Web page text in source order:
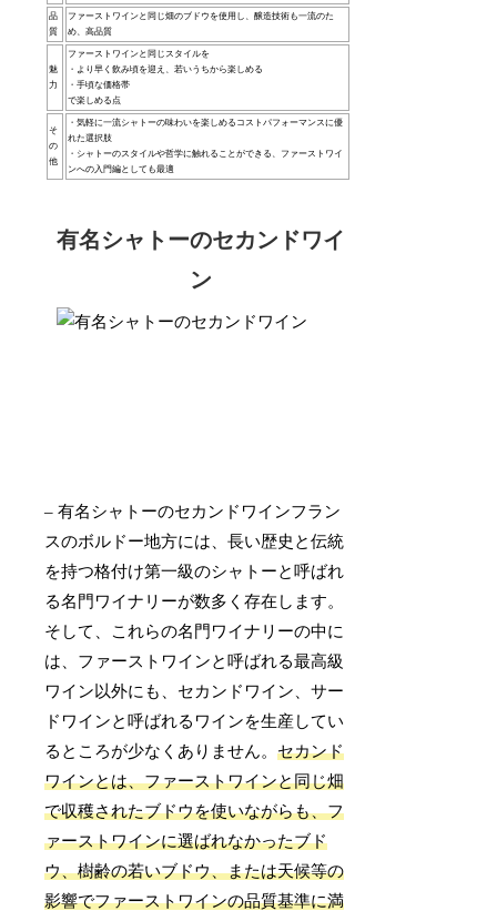
品
質
ファーストワインと同じ畑のブドウを使用し、醸造技術も一流のた
め、高品質
魅
力
ファーストワインと同じスタイルを
・より早く飲み頃を迎え、若いうちから楽しめる
・手頃な価格帯
で楽しめる点
そ
の
他
・気軽に一流シャトーの味わいを楽しめるコストパフォーマンスに優
れた選択肢
・シャトーのスタイルや哲学に触れることができる、ファーストワイ
ンへの入門編としても最適
有名シャトーのセカンドワイ
ン
– 有名シャトーのセカンドワインフラン
スのボルドー地方には、長い歴史と伝統
を持つ格付け第一級のシャトーと呼ばれ
る名門ワイナリーが数多く存在します。
そして、これらの名門ワイナリーの中に
は、ファーストワインと呼ばれる最高級
ワイン以外にも、セカンドワイン、サー
ドワインと呼ばれるワインを生産してい
るところが少なくありません。セカンド
ワインとは、ファーストワインと同じ畑
で収穫されたブドウを使いながらも、フ
ァーストワインに選ばれなかったブド
ウ、樹齢の若いブドウ、または天候等の
影響でファーストワインの品質基準に満